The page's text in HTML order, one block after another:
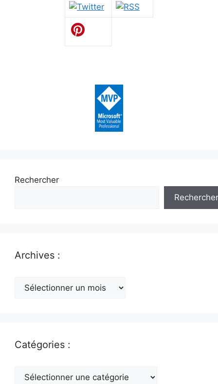
Rechercher
Rechercher
Archives :
Archives
Catégories :
Catégories